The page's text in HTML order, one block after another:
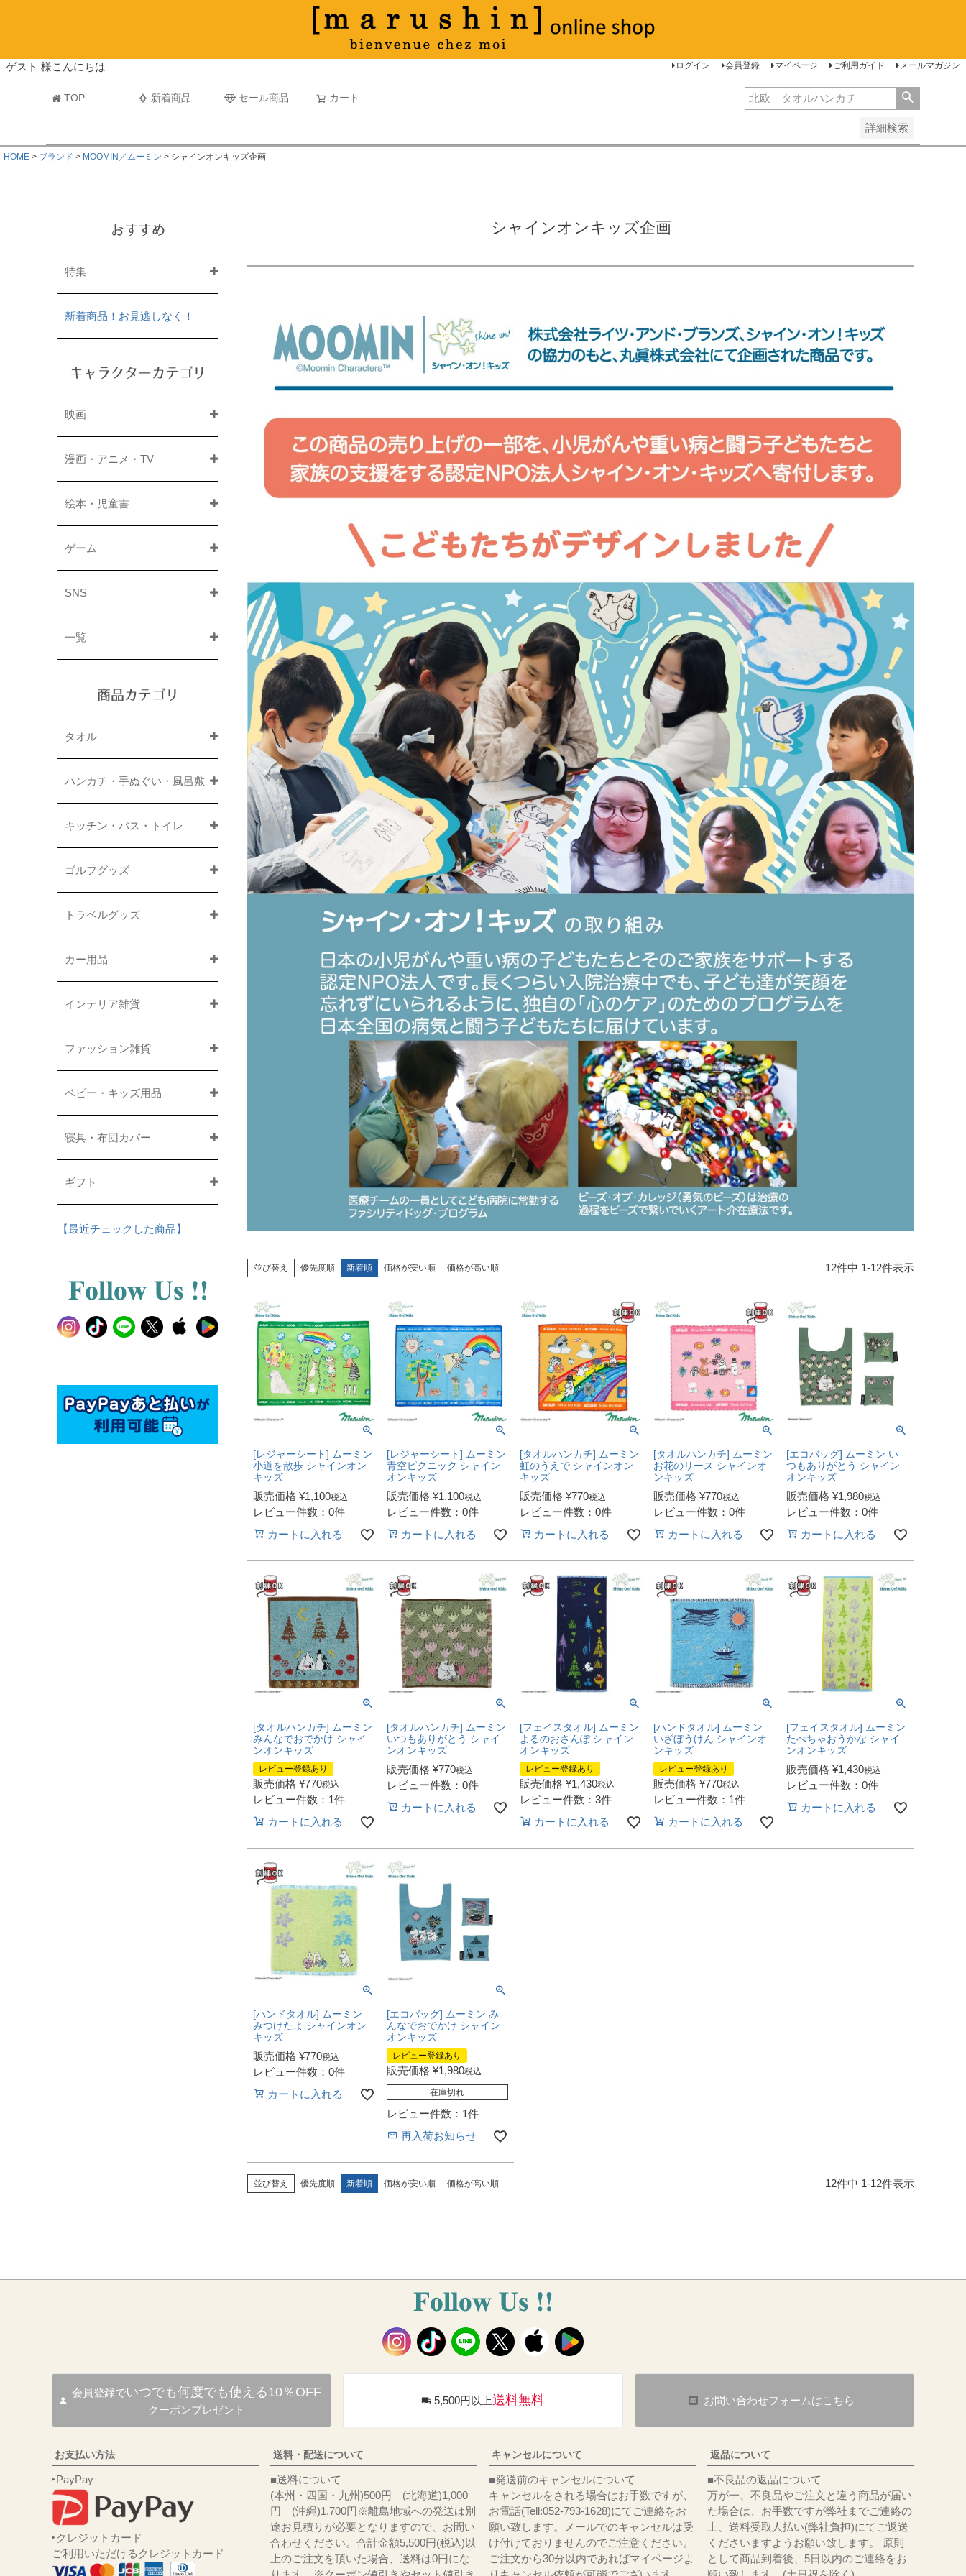
ゲスト 様こんにちは ログイン 会員登録 マイページ ご利用ガイド メールマガジン
TOP 新着商品 セール商品 カート
詳細検索
マフラータオル
並び順
新着順
古い順 価格が安い順
HOME ブランド MOOMIN／ムーミン シャインオンキッズ企画
おすすめ
特集
新着商品！お見逃しなく！
キャラクターカテゴリ
映画
漫画・アニメ・TV
絵本・児童書
ゲーム
SNS
一覧
商品カテゴリ
タオル
ハンカチ・手ぬぐい・風呂敷
キッチン・バス・トイレ
ゴルフグッズ
トラベルグッズ
カー用品
インテリア雑貨
ファッション雑貨
ベビー・キッズ用品
寝具・布団カバー
ギフト
【最近チェックした商品】
シャインオンキッズ企画
並び替え 優先度順 新着順 価格が安い順 価格が高い順 12件中 1-12件表示
[レジャーシート] ムーミン
小道を散歩 シャインオン
キッズ
販売価格 ¥1,100税込
レビュー件数：0件
カートに入れる
[レジャーシート] ムーミン
青空ピクニック シャイン
オンキッズ
販売価格 ¥1,100税込
レビュー件数：0件
カートに入れる
[タオルハンカチ] ムーミン
虹のうえで シャインオン
キッズ
販売価格 ¥770税込
レビュー件数：0件
カートに入れる
[タオルハンカチ] ムーミン
お花のリース シャインオ
ンキッズ
販売価格 ¥770税込
レビュー件数：0件
カートに入れる
[エコバッグ] ムーミン い
つもありがとう シャイン
オンキッズ
販売価格 ¥1,980税込
レビュー件数：0件
カートに入れる
[タオルハンカチ] ムーミン
みんなでおでかけ シャイ
ンオンキッズ
レビュー登録あり
販売価格 ¥770税込
レビュー件数：1件
カートに入れる
[タオルハンカチ] ムーミン
いつもありがとう シャイ
ンオンキッズ
販売価格 ¥770税込
レビュー件数：0件
カートに入れる
[フェイスタオル] ムーミン
よるのおさんぽ シャイン
オンキッズ
レビュー登録あり
販売価格 ¥1,430税込
レビュー件数：3件
カートに入れる
[ハンドタオル] ムーミン
いざぼうけん シャインオ
ンキッズ
レビュー登録あり
販売価格 ¥770税込
レビュー件数：1件
カートに入れる
[フェイスタオル] ムーミン
たべちゃおうかな シャイ
ンオンキッズ
販売価格 ¥1,430税込
レビュー件数：0件
カートに入れる
[ハンドタオル] ムーミン
みつけたよ シャインオン
キッズ
販売価格 ¥770税込
レビュー件数：0件
カートに入れる
[エコバッグ] ムーミン み
んなでおでかけ シャイン
オンキッズ
レビュー登録あり
販売価格 ¥1,980税込
在庫切れ
レビュー件数：1件
再入荷お知らせ
並び替え 優先度順 新着順 価格が安い順 価格が高い順 12件中 1-12件表示
会員登録でいつでも何度でも使える10％OFF
クーポンプレゼント
5,500円以上送料無料 お問い合わせフォームはこちら
お支払い方法
‣PayPay
‣クレジットカード
ご利用いただけるクレジットカード
送料・配送について
■送料について
(本州・四国・九州)500円 (北海道)1,000
円 (沖縄)1,700円※離島地域への発送は別
途お見積りが必要となりますので、お問い
合わせください。合計金額5,500円(税込)以
上のご注文を頂いた場合、送料は0円にな
キャンセルについて
■発送前のキャンセルについて
キャンセルをされる場合はお手数ですが、
お電話(Tell:052-793-1628)にてご連絡をお
願い致します。メールでのキャンセルは受
け付けておりませんのでご注意ください。
ご注文から30分以内であればマイページよ
返品について
■不良品の返品について
万が一、不良品やご注文と違う商品が届い
た場合は、お手数ですが弊社までご連絡の
上、送料受取人払い(弊社負担)にてご返送
くださいますようお願い致します。 原則
として商品到着後、5日以内のご連絡をお